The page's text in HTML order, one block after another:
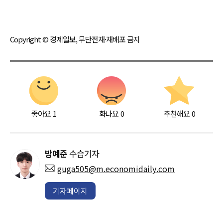
Copyright © 경제일보, 무단전재·재배포 금지
좋아요 1 화나요0 추천해요 0
방예준수습기자
guga505@m.economidaily.com
기자페이지